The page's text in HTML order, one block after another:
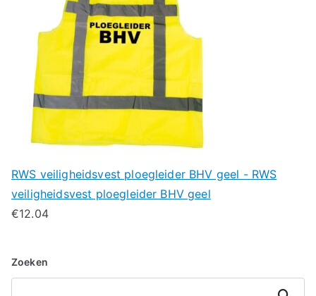
RWS veiligheidsvest ploegleider BHV geel - RWS
veiligheidsvest ploegleider BHV geel
€12.04
Zoeken